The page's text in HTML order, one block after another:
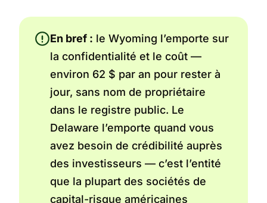
En bref : le Wyoming l’emporte sur
la confidentialité et le coût —
environ 62 $ par an pour rester à
jour, sans nom de propriétaire
dans le registre public. Le
Delaware l’emporte quand vous
avez besoin de crédibilité auprès
des investisseurs — c’est l’entité
que la plupart des sociétés de
capital-risque américaines